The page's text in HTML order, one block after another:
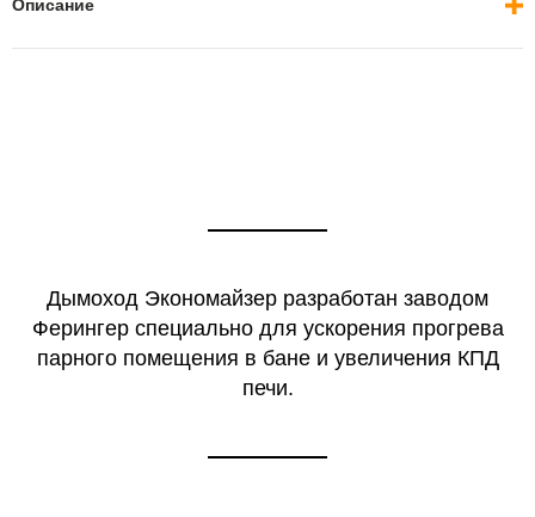
Описание
Дымоход Экономайзер разработан заводом
Ферингер специально для ускорения прогрева
парного помещения в бане и увеличения КПД
печи.